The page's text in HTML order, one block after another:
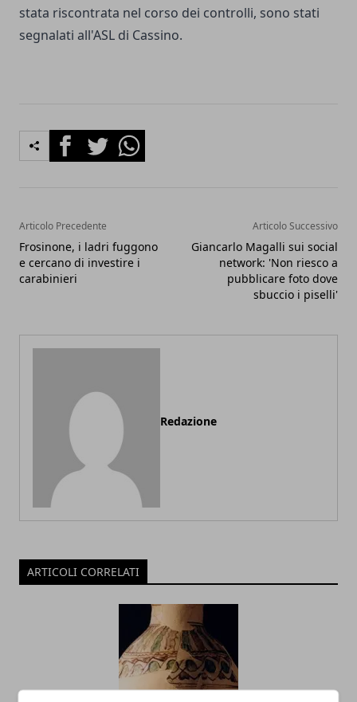
stata riscontrata nel corso dei controlli, sono stati
segnalati all'ASL di Cassino.
FacebookTwitterWhatsapp
Articolo Precedente
Frosinone, i ladri fuggono
e cercano di investire i
carabinieri
Articolo Successivo
Giancarlo Magalli sui social
network: 'Non riesco a
pubblicare foto dove
sbuccio i piselli'
Redazione
ARTICOLI CORRELATI